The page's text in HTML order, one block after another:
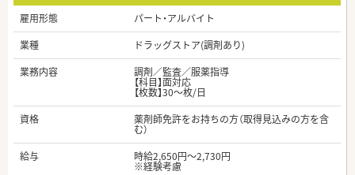
雇用形態
パート・アルバイト
業種
ドラッグストア(調剤あり)
業務内容
調剤／監査／服薬指導
【科目】面対応
【枚数】30～枚/日
資格
薬剤師免許をお持ちの方（取得見込みの方を含
む）
給与
時給2,650円～2,730円
※経験考慮